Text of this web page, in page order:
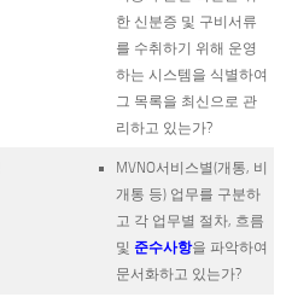
한 신분증 및 구비서류
를 수취하기 위해 운영
하는 시스템을 식별하여
그 목록을 최신으로 관
리하고 있는가?
MVNO서비스별(개통, 비
개통 등) 업무를 구분하
고 각 업무별 절차, 흐름
및 준수사항을 파악하여
문서화하고 있는가?